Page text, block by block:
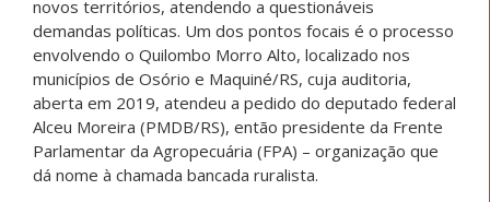
novos territórios, atendendo a questionáveis
demandas políticas. Um dos pontos focais é o processo
envolvendo o Quilombo Morro Alto, localizado nos
municípios de Osório e Maquiné/RS, cuja auditoria,
aberta em 2019, atendeu a pedido do deputado federal
Alceu Moreira (PMDB/RS), então presidente da Frente
Parlamentar da Agropecuária (FPA) – organização que
dá nome à chamada bancada ruralista.